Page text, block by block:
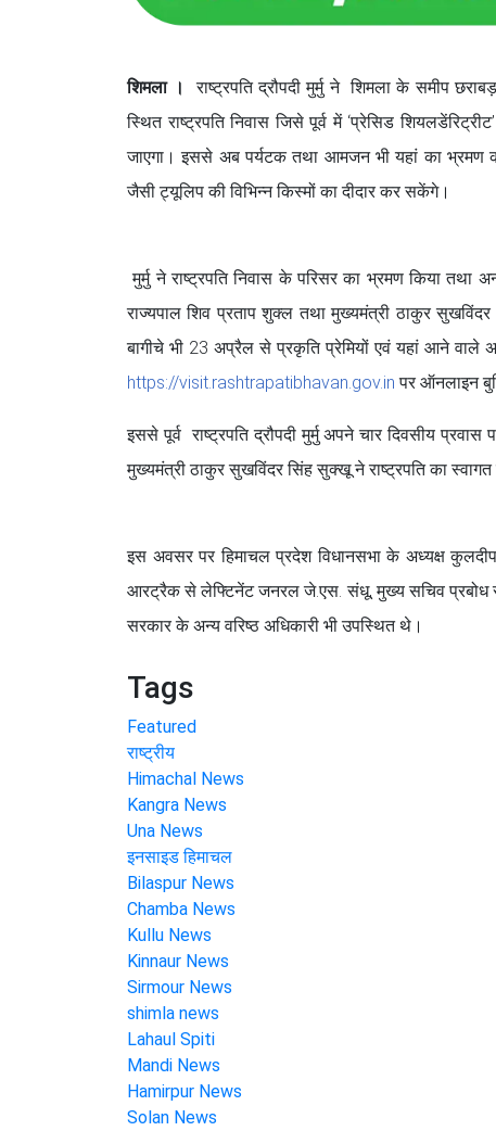
शिमला ।
राष्ट्रपति द्रौपदी मुर्मु ने शिमला के समीप
स्थित राष्ट्रपति निवास जिसे पूर्व में ‘प्रेसिड
जाएगा। इससे अब पर्यटक तथा आमजन भी यहां का भ्रमण
जैसी ट्यूलिप की विभिन्न किस्मों का दीदार कर सकेंगे।
मुर्मु ने राष्ट्रपति निवास के परिसर का भ्रमण किया तथा
राज्यपाल शिव प्रताप शुक्ल तथा मुख्यमंत्री ठाकुर
बागीचे भी 23 अप्रैल से प्रकृति प्रेमियों एवं यहां आने वाले
https://visit.rashtrapatibhavan.gov.in पर ऑनलाइन
इससे पूर्व राष्ट्रपति द्रौपदी मुर्मु अपने चार दिवसीय
मुख्यमंत्री ठाकुर सुखविंदर सिंह सुक्खू ने राष्ट्रपति का
इस अवसर पर हिमाचल प्रदेश विधानसभा के अध्यक्ष कुलदीप
आरट्रैक से लेफ्टिनेंट जनरल जे.एस. संधू, मुख्य सचिव
सरकार के अन्य वरिष्ठ अधिकारी भी उपस्थित थे।
Tags
Featured
राष्ट्रीय
Himachal News
Kangra News
Una News
इनसाइड हिमाचल
Bilaspur News
Chamba News
Kullu News
Kinnaur News
Sirmour News
shimla news
Lahaul Spiti
Mandi News
Hamirpur News
Solan News